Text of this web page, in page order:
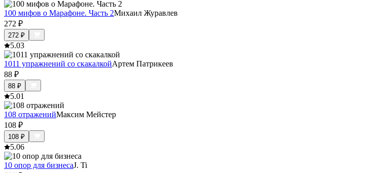
100 мифов о Марафоне. Часть 2Михаил Журавлев
272 ₽
272 ₽
5.03
1011 упражнений со скакалкойАртем Патрикеев
88 ₽
88 ₽
5.01
108 отраженийМаксим Мейстер
108 ₽
108 ₽
5.06
10 опор для бизнесаJ. Ti